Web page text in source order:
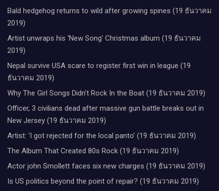
Bald hedgehog returns to wild after growing spines (19 ธันวาคม
2019)
Artist unwraps his ‘New Song’ Christmas album (19 ธันวาคม
2019)
Nepal survive USA scare to register first win in league (19
ธันวาคม 2019)
Why The Girl Songs Didn’t Rock In the Boat (19 ธันวาคม 2019)
Officer, 3 civilians dead after massive gun battle breaks out in
New Jersey (19 ธันวาคม 2019)
Artist: ‘I got rejected for the local panto’ (19 ธันวาคม 2019)
The Album That Created 80s Rock (19 ธันวาคม 2019)
Actor john Smollett faces six new charges (19 ธันวาคม 2019)
Is US politics beyond the point of repair? (19 ธันวาคม 2019)